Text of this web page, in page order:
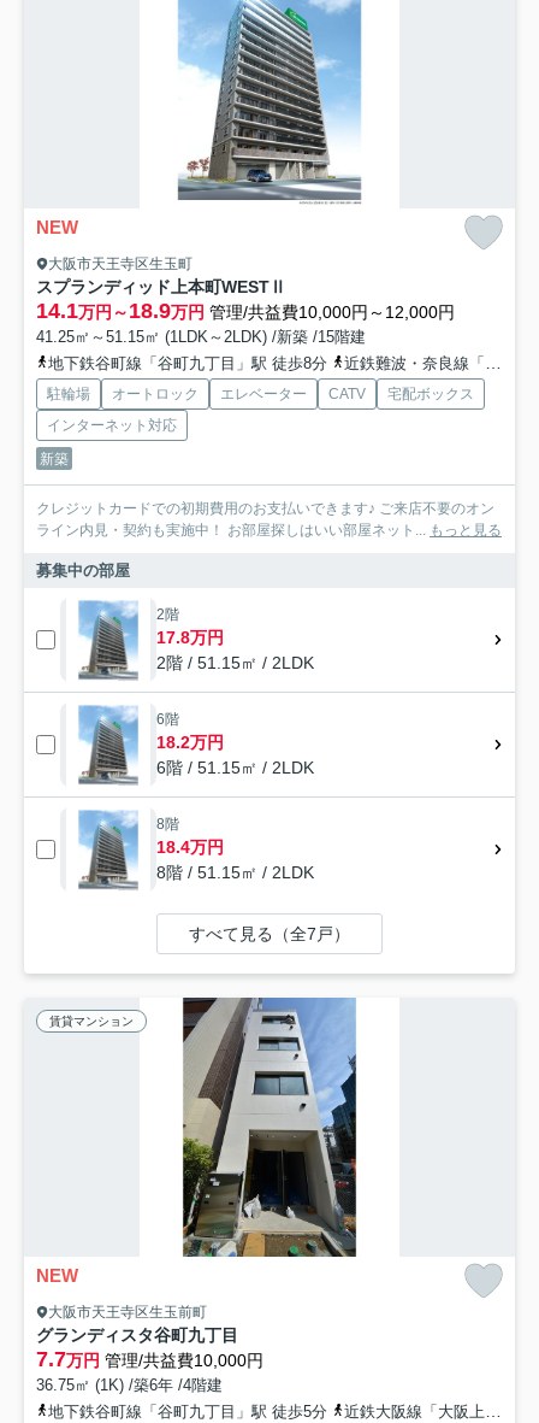
NEW
大阪市天王寺区生玉町
スプランディッド上本町WESTⅡ
14.1万円～18.9万円 管理/共益費10,000円～12,000円
41.25㎡～51.15㎡ (1LDK～2LDK) /新築 /15階建
地下鉄谷町線「谷町九丁目」駅 徒歩8分
近鉄難波・奈良線「大阪上本町」駅 徒歩12分
駐輪場 オートロック エレベーター CATV
宅配ボックス
インターネット対応
新築
クレジットカードでの初期費用のお支払いできます♪ ご来店不要のオン
ライン内見・契約も実施中！ お部屋探しはいい部屋ネット... もっと見る
募集中の部屋
2階
17.8万円
2階 / 51.15㎡ / 2LDK
6階
18.2万円
6階 / 51.15㎡ / 2LDK
8階
18.4万円
8階 / 51.15㎡ / 2LDK
すべて見る（全7戸）
賃貸マンション
NEW
大阪市天王寺区生玉前町
グランディスタ谷町九丁目
7.7万円 管理/共益費10,000円
36.75㎡ (1K) /築6年 /4階建
地下鉄谷町線「谷町九丁目」駅 徒歩5分
近鉄大阪線「大阪上本町」駅 徒歩8分